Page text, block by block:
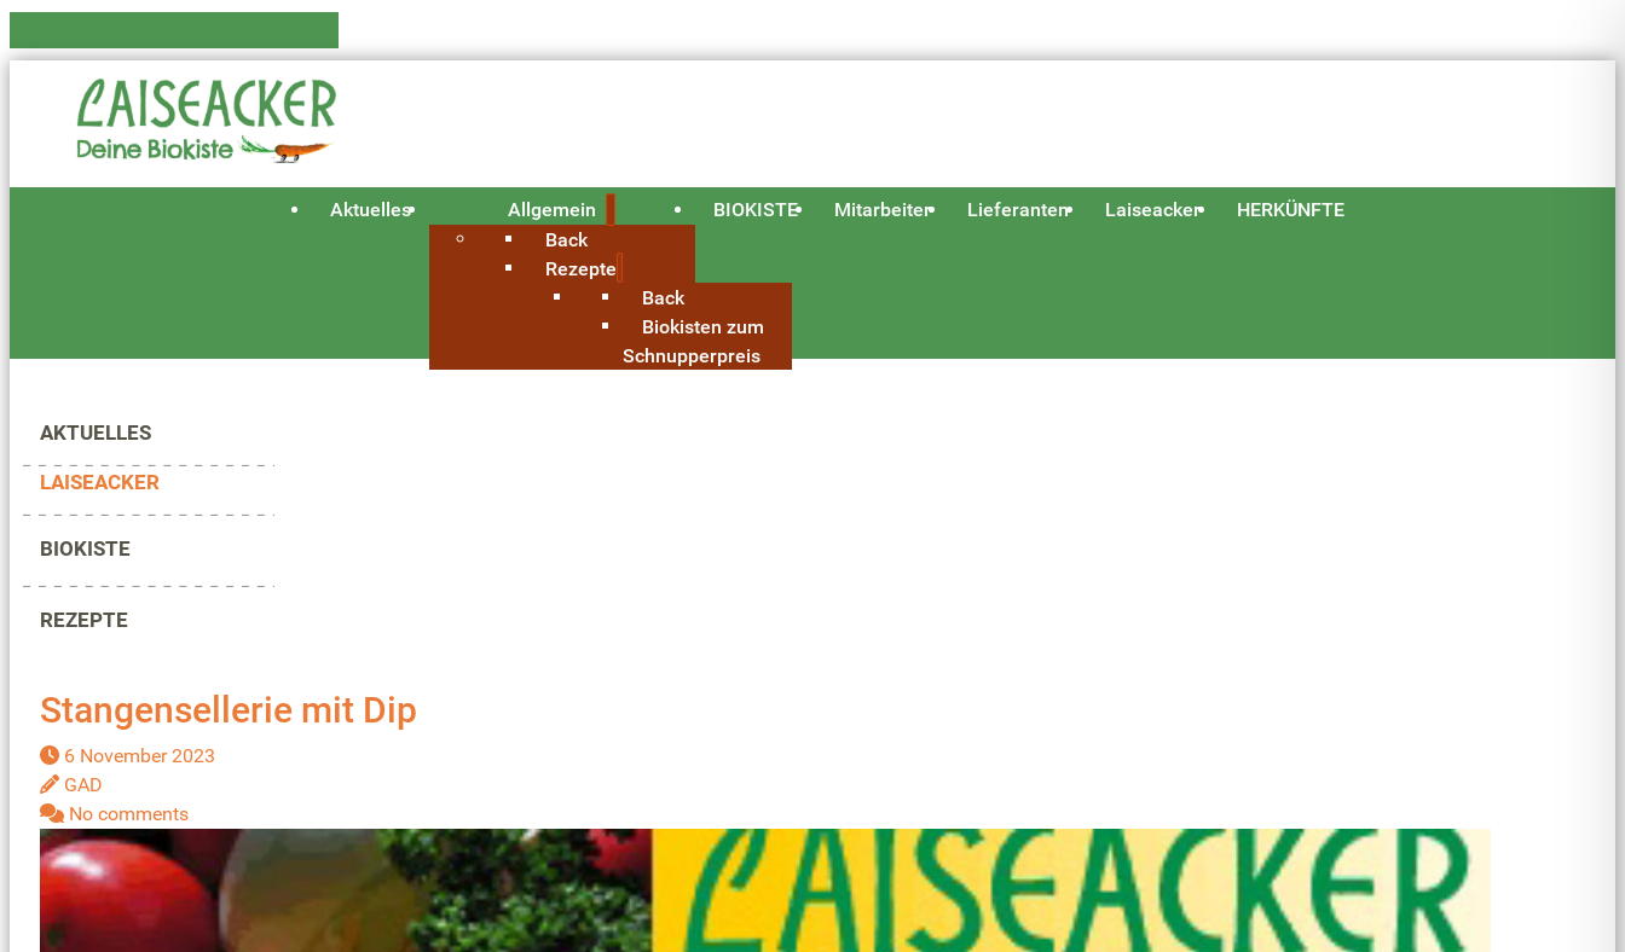
Aktuelles
Allgemein
Back
Rezepte
Back
Biokisten zum
Schnupperpreis
BIOKISTE Mitarbeiter Lieferanten Laiseacker HERKÜNFTE
AKTUELLES
LAISEACKER
BIOKISTE
REZEPTE
Stangensellerie mit Dip
6 November 2023
GAD
No comments